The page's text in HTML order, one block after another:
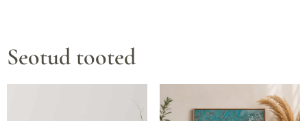
Seotud tooted